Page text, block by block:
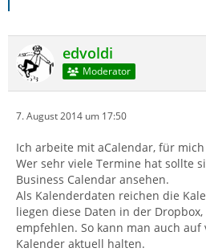
edvoldi
Moderator
7. August 2014 um 17:50
Ich arbeite mit aCalendar, für
Wer sehr viele Termine hat sollte
Business Calendar ansehen.
Als Kalenderdaten reichen die
liegen diese Daten in der
empfehlen. So kann man auch auf
Kalender aktuell halten.